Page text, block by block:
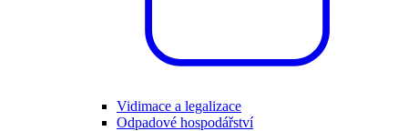
Vidimace a legalizace
Odpadové hospodářství